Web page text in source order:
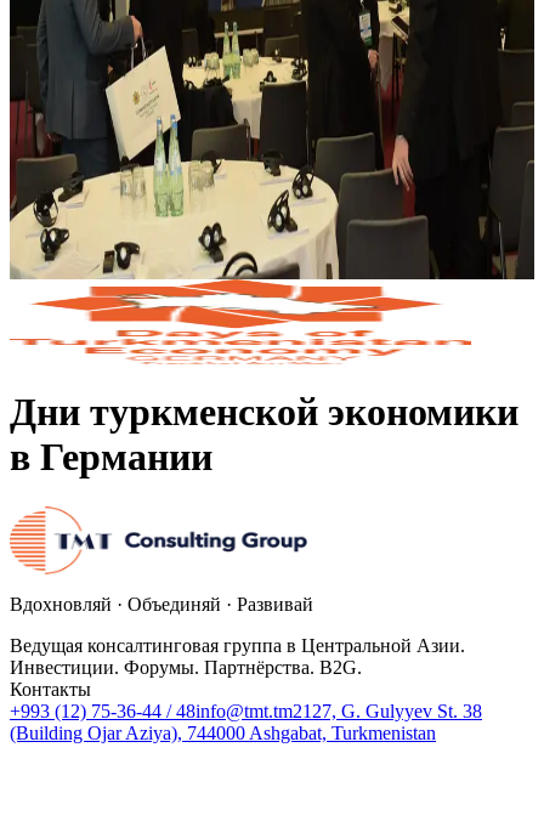
Дни туркменской экономики
в Германии
Вдохновляй · Объединяй · Развивай
Ведущая консалтинговая группа в Центральной Азии.
Инвестиции. Форумы. Партнёрства. B2G.
Контакты
+993 (12) 75-36-44 / 48info@tmt.tm2127, G. Gulyyev St. 38
(Building Ojar Aziya), 744000 Ashgabat, Turkmenistan